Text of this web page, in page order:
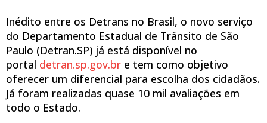
Inédito entre os Detrans no Brasil, o novo serviço
do Departamento Estadual de Trânsito de São
Paulo (Detran.SP) já está disponível no
portal detran.sp.gov.br e tem como objetivo
oferecer um diferencial para escolha dos cidadãos.
Já foram realizadas quase 10 mil avaliações em
todo o Estado.